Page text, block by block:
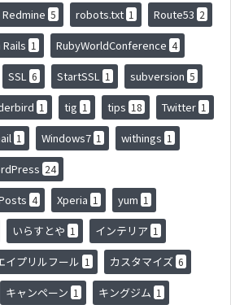
Redmine 5 robots.txt 1 Route53 2
1 RubyWorldConference 4
SSL 6 StartSSL 1 subversion 5
1 tig 1 tips 18 Twitter 1
1 Windows7 1 withings 1
24
4 Xperia 1 yum 1
いらすとや 1 インテリア 1
イプリルフール 1 カスタマイズ 6
キャンペーン 1 キングジム 1